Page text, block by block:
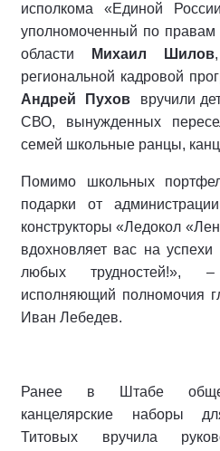
исполкома «Единой
уполномоченный по правам
области
Михаил Шилов
региональной кадровой
Андрей Пухов вручили
СВО, вынужденных
семей школьные ранцы,
Помимо школьных
подарки от
конструкторы «Ледокол
вдохновляет вас на
любых трудностей!»,
исполняющий полномочия
Иван Лебедев.
Ранее в Штабе
канцелярские наборы
Титовых вручила